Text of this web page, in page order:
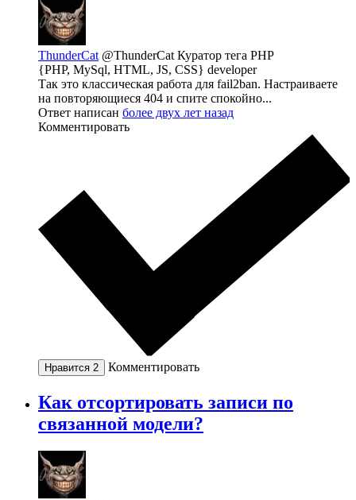
ThunderCat @ThunderCat Куратор тега PHP
{PHP, MySql, HTML, JS, CSS} developer
Так это классическая работа для fail2ban. Настраиваете
на повторяющиеся 404 и спите спокойно...
Ответ написан более двух лет назад
Комментировать
Нравится 2 Комментировать
Как отсортировать записи по
связанной модели?